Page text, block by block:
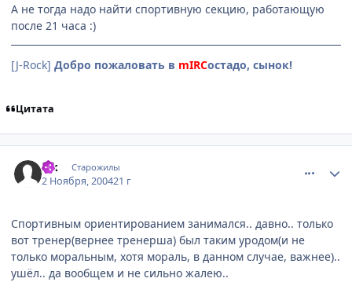
А не тогда надо найти спортивную секцию, работающую
после 21 часа :)
[J-Rock] Добро пожаловать в mIRCостадо, сынок!
Цитата
Zik Старожилы
2 Ноября, 200421 г
Спортивным ориентированием занимался.. давно.. только
вот тренер(вернее тренерша) был таким уродом(и не
только моральным, хотя мораль, в данном случае, важнее)..
ушёл.. да вообщем и не сильно жалею..